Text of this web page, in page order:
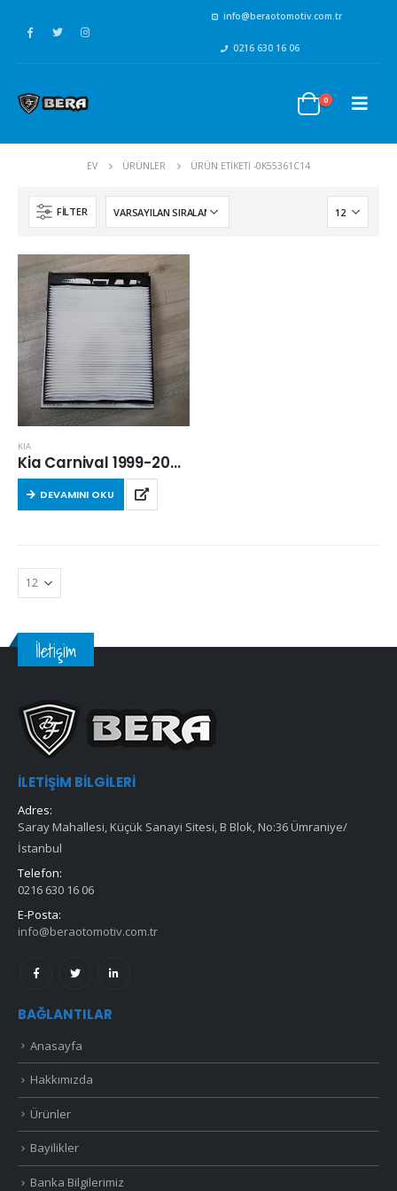
info@beraotomotiv.com.tr
0216 630 16 06
0
EV ÜRÜNLER ÜRÜN ETIKETI -0K55361C14
FILTER
KIA
Kia Carnival 1999-2006 Arası Kabin Filtresi
DEVAMINI OKU
İletişim
İLETIŞIM BILGILERI
Adres:
Saray Mahallesi, Küçük Sanayi Sitesi, B Blok, No:36 Ümraniye/
İstanbul
Telefon:
0216 630 16 06
E-Posta:
info@beraotomotiv.com.tr
BAĞLANTILAR
Anasayfa
Hakkımızda
Ürünler
Bayilikler
Banka Bilgilerimiz